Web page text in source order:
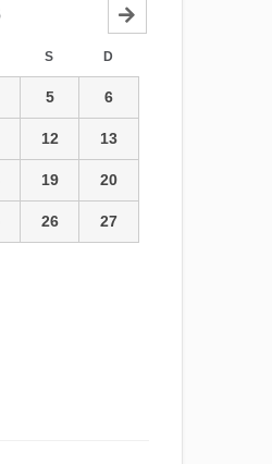
S D
5 6
12 13
19 20
26 27